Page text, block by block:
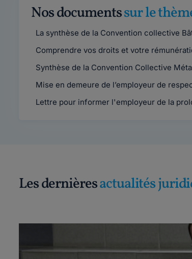
Nos documentssur le
La synthèse de la Convention collective
Comprendre vos droits et votre
Synthèse de la Convention Collective
Mise en demeure de l’employeur de
Lettre pour informer l'employeur de la
Les dernièresactualités